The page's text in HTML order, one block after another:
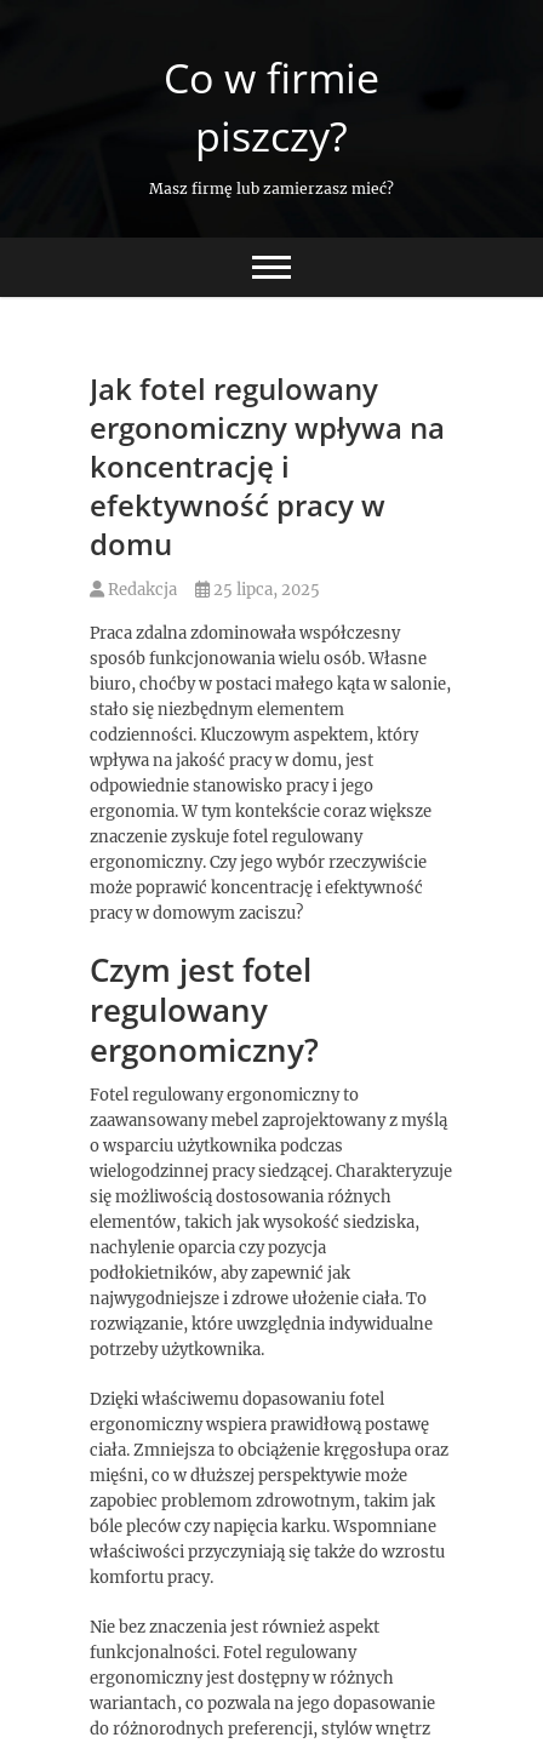
Co w firmie
piszczy?
Masz firmę lub zamierzasz mieć?
Jak fotel regulowany
ergonomiczny wpływa na
koncentrację i
efektywność pracy w
domu
Redakcja 25 lipca, 2025
Praca zdalna zdominowała współczesny
sposób funkcjonowania wielu osób. Własne
biuro, choćby w postaci małego kąta w salonie,
stało się niezbędnym elementem
codzienności. Kluczowym aspektem, który
wpływa na jakość pracy w domu, jest
odpowiednie stanowisko pracy i jego
ergonomia. W tym kontekście coraz większe
znaczenie zyskuje fotel regulowany
ergonomiczny. Czy jego wybór rzeczywiście
może poprawić koncentrację i efektywność
pracy w domowym zaciszu?
Czym jest fotel
regulowany
ergonomiczny?
Fotel regulowany ergonomiczny to
zaawansowany mebel zaprojektowany z myślą
o wsparciu użytkownika podczas
wielogodzinnej pracy siedzącej. Charakteryzuje
się możliwością dostosowania różnych
elementów, takich jak wysokość siedziska,
nachylenie oparcia czy pozycja
podłokietników, aby zapewnić jak
najwygodniejsze i zdrowe ułożenie ciała. To
rozwiązanie, które uwzględnia indywidualne
potrzeby użytkownika.
Dzięki właściwemu dopasowaniu fotel
ergonomiczny wspiera prawidłową postawę
ciała. Zmniejsza to obciążenie kręgosłupa oraz
mięśni, co w dłuższej perspektywie może
zapobiec problemom zdrowotnym, takim jak
bóle pleców czy napięcia karku. Wspomniane
właściwości przyczyniają się także do wzrostu
komfortu pracy.
Nie bez znaczenia jest również aspekt
funkcjonalności. Fotel regulowany
ergonomiczny jest dostępny w różnych
wariantach, co pozwala na jego dopasowanie
do różnorodnych preferencji, stylów wnętrz